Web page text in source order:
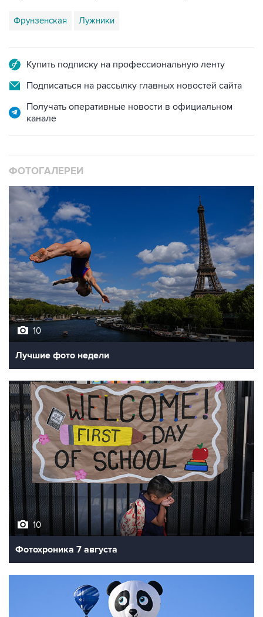
Фрунзенская Лужники
Купить подписку на профессиональную ленту
Подписаться на рассылку главных новостей сайта
Получать оперативные новости в официальном
канале
ФОТОГАЛЕРЕИ
10
Лучшие фото недели
10
Фотохроника 7 августа